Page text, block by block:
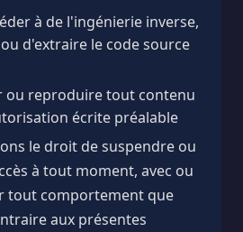
à de l'ingénierie inverse,
d'extraire le code source
ou reproduire tout contenu
écrite préalable
le droit de suspendre ou
à tout moment, avec ou
tout comportement que
aux présentes